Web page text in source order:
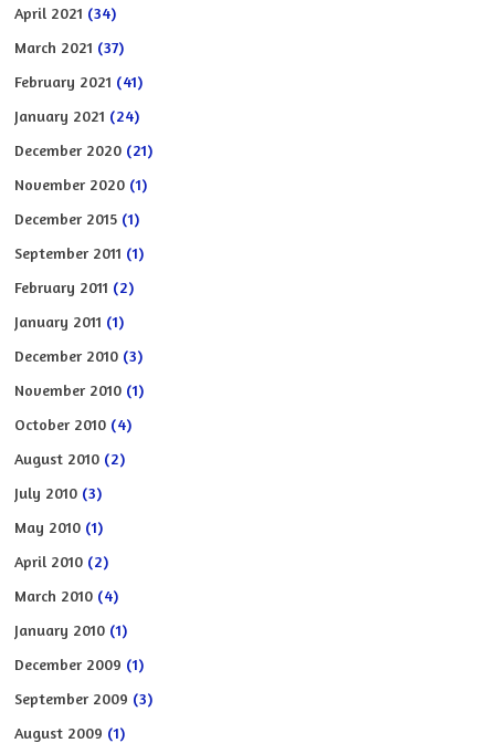
April 2021 (34)
March 2021 (37)
February 2021 (41)
January 2021 (24)
December 2020 (21)
November 2020 (1)
December 2015 (1)
September 2011 (1)
February 2011 (2)
January 2011 (1)
December 2010 (3)
November 2010 (1)
October 2010 (4)
August 2010 (2)
July 2010 (3)
May 2010 (1)
April 2010 (2)
March 2010 (4)
January 2010 (1)
December 2009 (1)
September 2009 (3)
August 2009 (1)